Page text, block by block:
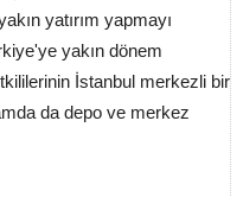
yatırım yapmayı
yakın dönem
İstanbul merkezli bir
da depo ve merkez